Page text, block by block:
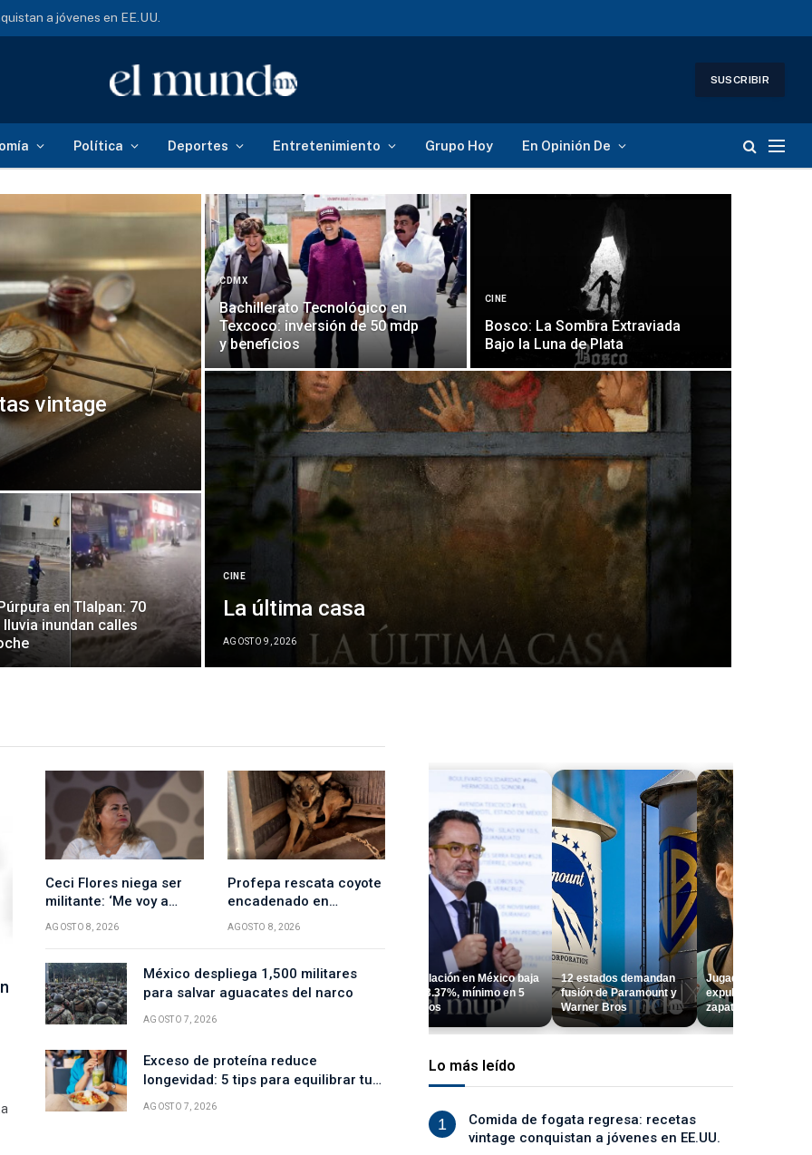
así buscan desaparecidos
SUSCRIBIR
Política Deportes Entretenimiento Grupo Hoy En Opinión De
vintage
en Tlalpan: 70
lluvia inundan calles
CDMX
Bachillerato Tecnológico en
Texcoco: inversión de 50 mdp
y beneficios
CINE
Bosco: La Sombra Extraviada
Bajo la Luna de Plata
CINE
La última casa
AGOSTO 9, 2026
Ceci Flores niega ser
militante: ‘Me voy a
morir buscando a mi
AGOSTO 8, 2026
Profepa rescata coyote
encadenado en
Edomex: así lo
encontraron
AGOSTO 8, 2026
México despliega 1,500 militares
para salvar aguacates del narco
AGOSTO 7, 2026
Exceso de proteína reduce
longevidad: 5 tips para equilibrar tu
dieta
AGOSTO 7, 2026
aplicar bien la
para la
Marchas y bloqueos en
CDMX hoy 17 de julio
Inflación en México baja
a 3.37%, mínimo en 5
12 estados demandan
fusión de Paramount y
Warner Bros
Jugadora de WNBA
expulsada tras lanzar
zapato
¿Cómo aplicar bien la
insulina para la
diabetes?
Lo más leído
Comida de fogata regresa: recetas
vintage conquistan a jóvenes en EE.UU.